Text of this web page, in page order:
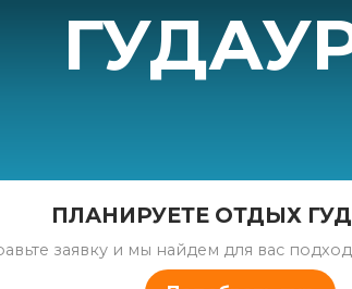
ПЛАНИРУЕТЕ ОТДЫХ
заявку и мы найдем для вас